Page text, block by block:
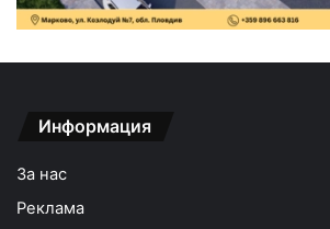
Информация
За нас
Реклама